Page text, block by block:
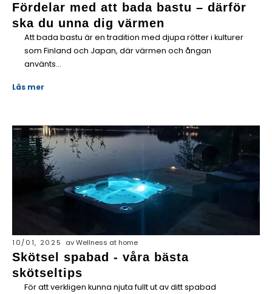
Fördelar med att bada bastu – därför
ska du unna dig värmen
Att bada bastu är en tradition med djupa rötter i kulturer
som Finland och Japan, där värmen och ångan
använts...
Läs mer
10/01, 2025 av Wellness at home
Skötsel spabad - våra bästa
skötseltips
För att verkligen kunna njuta fullt ut av ditt spabad